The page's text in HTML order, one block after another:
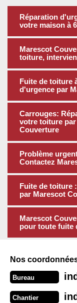
Réparation
votre maison à
Marescot
toiture,
Fuite de toiture
d'urgence par
Carrouges:
votre toiture
Couverture
Problème
Contactez
Fuite de toiture
par Marescot
Marescot
pour toute fuite
Nos
Bureau
Chantier